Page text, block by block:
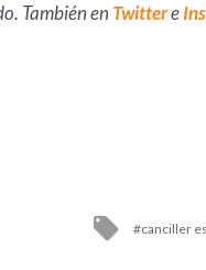
También en Twittere
Tagged
with
canciller